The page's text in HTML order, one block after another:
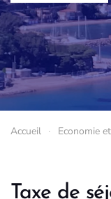
Accueil Economie
Taxe de